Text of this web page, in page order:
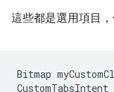
這些都是選用項目
Bitmap
CustomTabsIntent